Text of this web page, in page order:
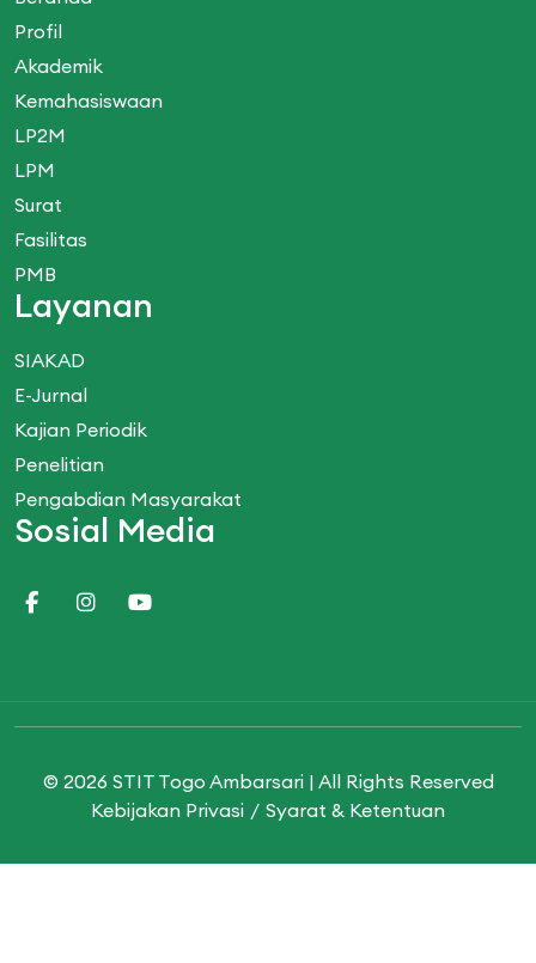
Profil
Akademik
Kemahasiswaan
LP2M
LPM
Surat
Fasilitas
PMB
Layanan
SIAKAD
E-Jurnal
Kajian Periodik
Penelitian
Pengabdian Masyarakat
Sosial Media
© 2026 STIT Togo Ambarsari | All Rights Reserved
Kebijakan Privasi
Syarat & Ketentuan